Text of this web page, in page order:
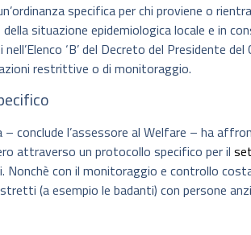
specifica per chi proviene o
della situazione epidemiologica locale e in
‘B’ del Decreto del Presidente
restrittive o di monitoraggio.
– conclude l’assessore al Welfare – ha
attraverso un protocollo specifico per il
Nonchè con il monitoraggio e controllo
(a esempio le badanti) con persone